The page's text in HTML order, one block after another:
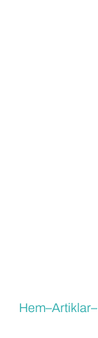
Hem–Artiklar–